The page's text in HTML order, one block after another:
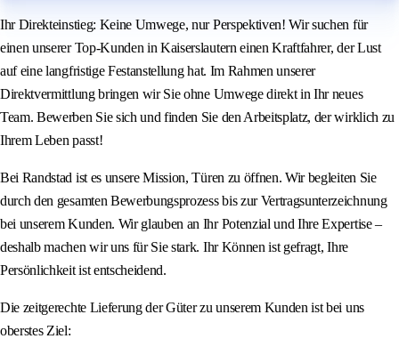
Ihr Direkteinstieg: Keine Umwege, nur Perspektiven! Wir suchen für
einen unserer Top-Kunden in Kaiserslautern einen Kraftfahrer, der Lust
auf eine langfristige Festanstellung hat. Im Rahmen unserer
Direktvermittlung bringen wir Sie ohne Umwege direkt in Ihr neues
Team. Bewerben Sie sich und finden Sie den Arbeitsplatz, der wirklich zu
Ihrem Leben passt!
Bei Randstad ist es unsere Mission, Türen zu öffnen. Wir begleiten Sie
durch den gesamten Bewerbungsprozess bis zur Vertragsunterzeichnung
bei unserem Kunden. Wir glauben an Ihr Potenzial und Ihre Expertise –
deshalb machen wir uns für Sie stark. Ihr Können ist gefragt, Ihre
Persönlichkeit ist entscheidend.
Die zeitgerechte Lieferung der Güter zu unserem Kunden ist bei uns
oberstes Ziel: